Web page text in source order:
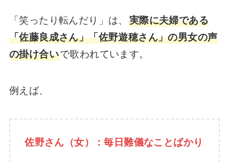
「笑ったり転んだり」は、 実際に夫婦である
「佐藤良成さん」「佐野遊穂さん」の男女の声
の掛け合いで歌われています。
例えば、
佐野さん（女）：毎日難儀なことばかり